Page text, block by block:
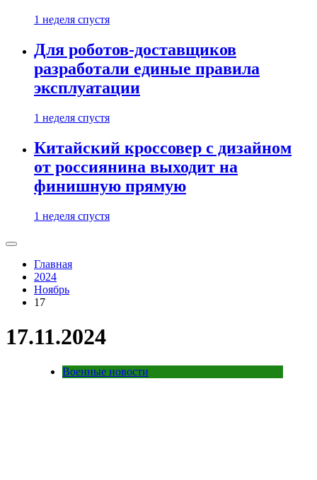
1 неделя спустя
Для роботов-доставщиков
разработали единые правила
эксплуатации
1 неделя спустя
Китайский кроссовер с дизайном
от россиянина выходит на
финишную прямую
1 неделя спустя
Главная
2024
Ноябрь
17
17.11.2024
Военные новости